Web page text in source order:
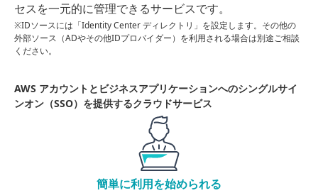
セスを一元的に管理できるサービスです。
※IDソースには「Identity Center ディレクトリ」を設定します。その他の
外部ソース（ADやその他IDプロバイダー）を利用される場合は別途ご相談
ください。
AWS アカウントとビジネスアプリケーションへのシングルサイ
ンオン（SSO）を提供するクラウドサービス
簡単に利用を始められる